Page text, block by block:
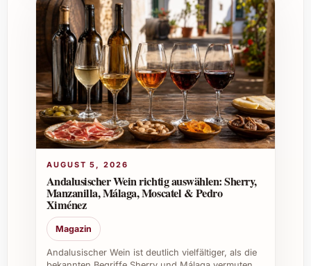
miteinander verbinden.
AUGUST 5, 2026
Andalusischer Wein richtig auswählen: Sherry,
Manzanilla, Málaga, Moscatel & Pedro
Ximénez
Magazin
Andalusischer Wein ist deutlich vielfältiger, als die